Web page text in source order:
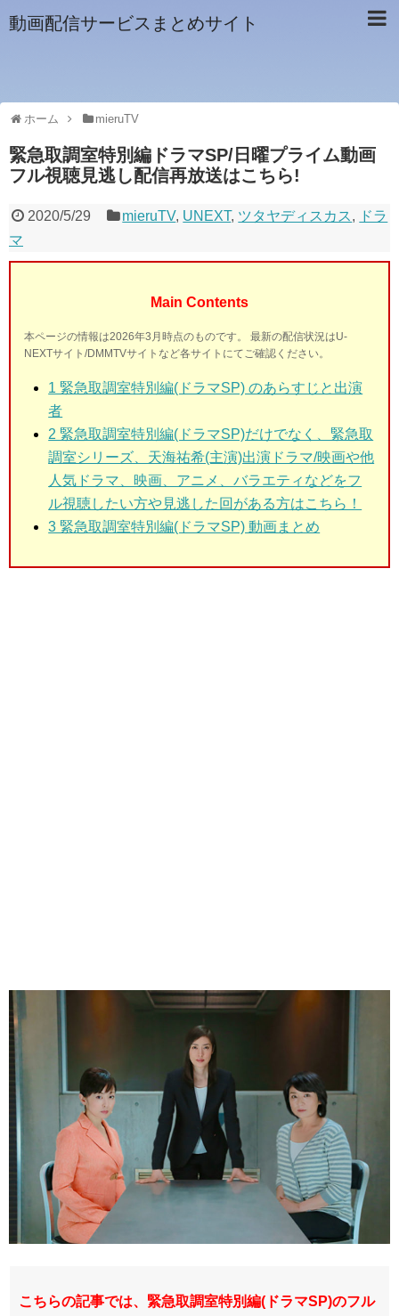
動画配信サービスまとめサイト
ホーム mieruTV
緊急取調室特別編ドラマSP/日曜プライム動画
フル視聴見逃し配信再放送はこちら!
2020/5/29 mieruTV, UNEXT, ツタヤディスカス, ドラ
マ
Main Contents
本ページの情報は2026年3月時点のものです。 最新の配信状況はU-
NEXTサイト/DMMTVサイトなど各サイトにてご確認ください。
1 緊急取調室特別編(ドラマSP) のあらすじと出演
者
2 緊急取調室特別編(ドラマSP)だけでなく、緊急取
調室シリーズ、天海祐希(主演)出演ドラマ/映画や他
人気ドラマ、映画、アニメ、バラエティなどをフ
ル視聴したい方や見逃した回がある方はこちら！
3 緊急取調室特別編(ドラマSP) 動画まとめ
こちらの記事では、緊急取調室特別編(ドラマSP)のフル